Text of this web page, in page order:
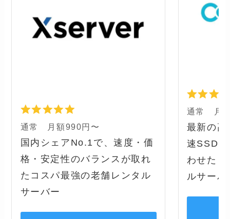
通常 月額990円〜
国内シェアNo.1で、速度・価
格・安定性のバランスが取れ
たコスパ最強の老舗レンタル
サーバー
通常 月
最新の高
速SSD
わせた『
ルサーバ